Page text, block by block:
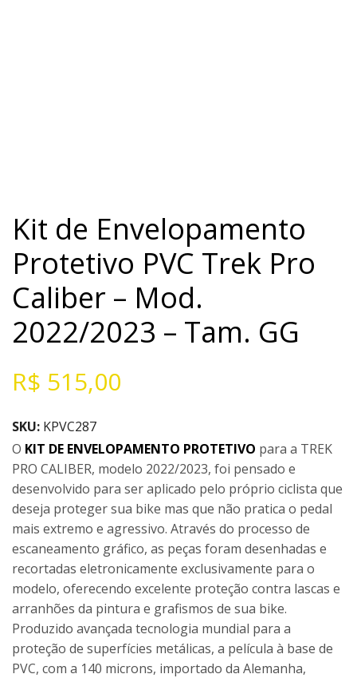
Kit de Envelopamento
Protetivo PVC Trek Pro
Caliber – Mod.
2022/2023 – Tam. GG
R$ 515,00
SKU: KPVC287
O KIT DE ENVELOPAMENTO PROTETIVO para a TREK
PRO CALIBER, modelo 2022/2023, foi pensado e
desenvolvido para ser aplicado pelo próprio ciclista que
deseja proteger sua bike mas que não pratica o pedal
mais extremo e agressivo. Através do processo de
escaneamento gráfico, as peças foram desenhadas e
recortadas eletronicamente exclusivamente para o
modelo, oferecendo excelente proteção contra lascas e
arranhões da pintura e grafismos de sua bike.
Produzido avançada tecnologia mundial para a
proteção de superfícies metálicas, a película à base de
PVC, com a 140 microns, importado da Alemanha,